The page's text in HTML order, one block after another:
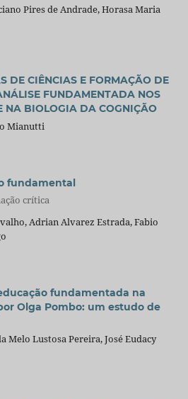
Pires de Andrade, Horasa Maria
DE CIÊNCIAS E FORMAÇÃO DE
FUNDAMENTADA NOS
NA BIOLOGIA DA COGNIÇÃO
Mianutti
fundamental
crítica
Adrian Alvarez Estrada, Fabio
fundamentada na
Olga Pombo: um estudo de
Melo Lustosa Pereira, José Eudacy